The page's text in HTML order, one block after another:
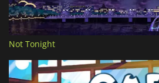
Not Tonight